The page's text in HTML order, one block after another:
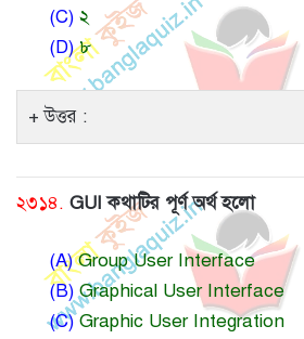
(C) ২
(D)৮
উত্তর :
২৩১৪. GUI কথাটির পূর্ণ অর্থ হলো
(A)Group User Interface
(B)Graphical User Interface
(C)Graphic User Integration